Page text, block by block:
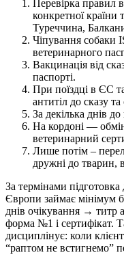
Перевірка правил
конкретної
Туреччина,
Чіпування собаки
ветеринарного
Вакцинація від
паспорті.
При поїздці в ЄС
антитіл до сказу
За декілька днів
На кордоні —
ветеринарний
Лише потім –
дружні до тварин,
За термінами
Європи займає мінімум
днів очікування → титр
форма №1 і сертифікат.
дисциплінує: коли
“раптом не встигнемо”